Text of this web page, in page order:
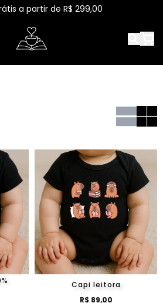
a partir de R$ 299,00
Capi leitora
R$ 89,00